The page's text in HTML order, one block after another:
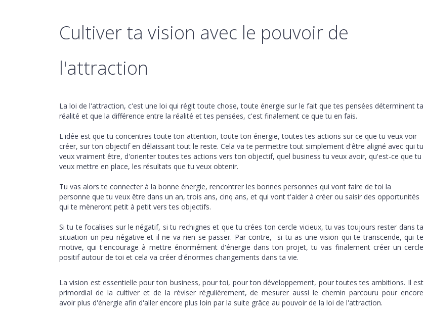
Cultiver ta vision avec le pouvoir de
l'attraction
La loi de l'attraction, c'est une loi qui régit toute chose, toute énergie sur le fait que tes pensées déterminent ta
réalité et que la différence entre la réalité et tes pensées, c'est finalement ce que tu en fais.
L'idée est que tu concentres toute ton attention, toute ton énergie, toutes tes actions sur ce que tu veux voir
créer, sur ton objectif en délaissant tout le reste. Cela va te permettre tout simplement d'être aligné avec qui tu
veux vraiment être, d'orienter toutes tes actions vers ton objectif, quel business tu veux avoir, qu'est-ce que tu
veux mettre en place, les résultats que tu veux obtenir.
Tu vas alors te connecter à la bonne énergie, rencontrer les bonnes personnes qui vont faire de toi la
personne que tu veux être dans un an, trois ans, cinq ans, et qui vont t'aider à créer ou saisir des opportunités
qui te mèneront petit à petit vers tes objectifs.
Si tu te focalises sur le négatif, si tu rechignes et que tu crées ton cercle vicieux, tu vas toujours rester dans ta
situation un peu négative et il ne va rien se passer. Par contre, si tu as une vision qui te transcende, qui te
motive, qui t'encourage à mettre énormément d'énergie dans ton projet, tu vas finalement créer un cercle
positif autour de toi et cela va créer d'énormes changements dans ta vie.
La vision est essentielle pour ton business, pour toi, pour ton développement, pour toutes tes ambitions. Il est
primordial de la cultiver et de la réviser régulièrement, de mesurer aussi le chemin parcouru pour encore
avoir plus d'énergie afin d'aller encore plus loin par la suite grâce au pouvoir de la loi de l'attraction.